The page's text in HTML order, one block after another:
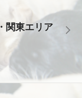
関東エリア